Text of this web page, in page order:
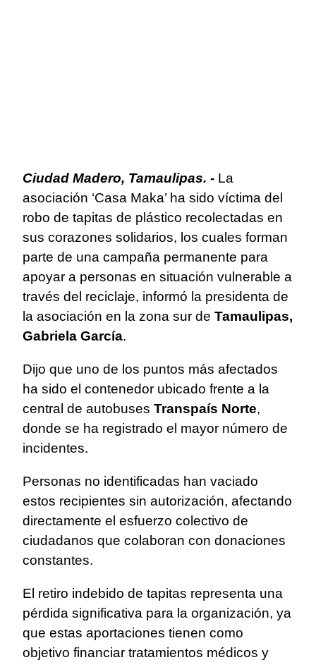
Ciudad Madero, Tamaulipas. - La
asociación ‘Casa Maka’ ha sido víctima del
robo de tapitas de plástico recolectadas en
sus corazones solidarios, los cuales forman
parte de una campaña permanente para
apoyar a personas en situación vulnerable a
través del reciclaje, informó la presidenta de
la asociación en la zona sur de Tamaulipas,
Gabriela García.
Dijo que uno de los puntos más afectados
ha sido el contenedor ubicado frente a la
central de autobuses Transpaís Norte,
donde se ha registrado el mayor número de
incidentes.
Personas no identificadas han vaciado
estos recipientes sin autorización, afectando
directamente el esfuerzo colectivo de
ciudadanos que colaboran con donaciones
constantes.
El retiro indebido de tapitas representa una
pérdida significativa para la organización, ya
que estas aportaciones tienen como
objetivo financiar tratamientos médicos y